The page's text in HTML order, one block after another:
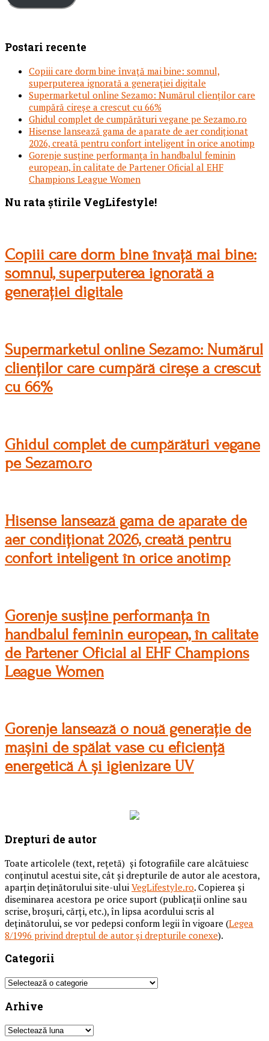
Postari recente
Copiii care dorm bine învață mai bine: somnul,
superputerea ignorată a generației digitale
Supermarketul online Sezamo: Numărul clienților care
cumpără cireșe a crescut cu 66%
Ghidul complet de cumpărături vegane pe Sezamo.ro
Hisense lansează gama de aparate de aer condiționat
2026, creată pentru confort inteligent în orice anotimp
Gorenje susține performanța în handbalul feminin
european, în calitate de Partener Oficial al EHF
Champions League Women
Footer
Nu rata știrile VegLifestyle!
Copiii care dorm bine învață mai bine:
somnul, superputerea ignorată a
generației digitale
Supermarketul online Sezamo: Numărul
clienților care cumpără cireșe a crescut
cu 66%
Ghidul complet de cumpărături vegane
pe Sezamo.ro
Hisense lansează gama de aparate de
aer condiționat 2026, creată pentru
confort inteligent în orice anotimp
Gorenje susține performanța în
handbalul feminin european, în calitate
de Partener Oficial al EHF Champions
League Women
Gorenje lansează o nouă generație de
mașini de spălat vase cu eficiență
energetică A și igienizare UV
Drepturi de autor
Toate articolele (text, reţetă) și fotografiile care alcătuiesc
conținutul acestui site, cât și drepturile de autor ale acestora,
aparțin deținătorului site-ului VegLifestyle.ro. Copierea și
diseminarea acestora pe orice suport (publicații online sau
scrise, broșuri, cărți, etc.), în lipsa acordului scris al
deținătorului, se vor pedepsi conform legii în vigoare (Legea
8/1996 privind dreptul de autor și drepturile conexe).
Categorii
Categorii
Arhive
Arhive